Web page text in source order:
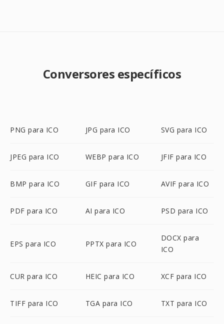
Conversores específicos
PNG para ICO JPG para ICO SVG para ICO
JPEG para ICO WEBP para ICO JFIF para ICO
BMP para ICO GIF para ICO AVIF para ICO
PDF para ICO AI para ICO PSD para ICO
EPS para ICO PPTX para ICO
DOCX para
ICO
CUR para ICO HEIC para ICO XCF para ICO
TIFF para ICO TGA para ICO TXT para ICO